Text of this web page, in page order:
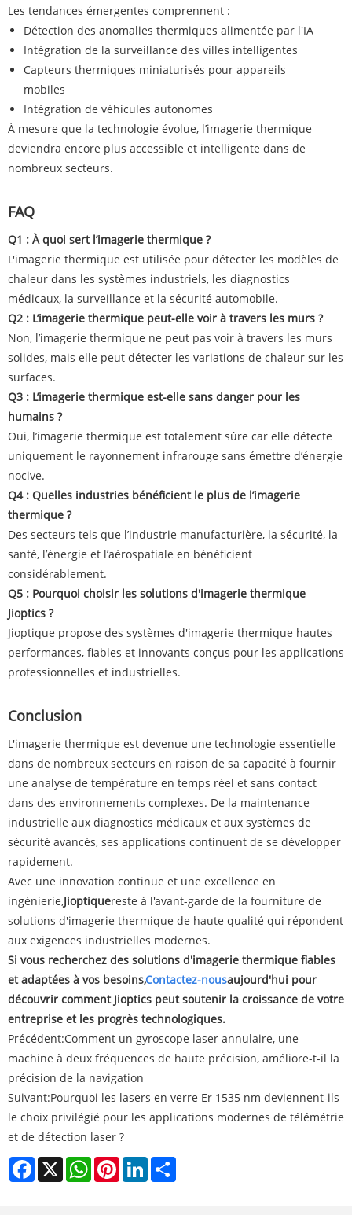
Les tendances émergentes comprennent :
Détection des anomalies thermiques alimentée par l'IA
Intégration de la surveillance des villes intelligentes
Capteurs thermiques miniaturisés pour appareils
mobiles
Intégration de véhicules autonomes
À mesure que la technologie évolue, l’imagerie thermique
deviendra encore plus accessible et intelligente dans de
nombreux secteurs.
FAQ
Q1 : À quoi sert l’imagerie thermique ?
L'imagerie thermique est utilisée pour détecter les modèles de
chaleur dans les systèmes industriels, les diagnostics
médicaux, la surveillance et la sécurité automobile.
Q2 : L’imagerie thermique peut-elle voir à travers les murs ?
Non, l’imagerie thermique ne peut pas voir à travers les murs
solides, mais elle peut détecter les variations de chaleur sur les
surfaces.
Q3 : L’imagerie thermique est-elle sans danger pour les
humains ?
Oui, l’imagerie thermique est totalement sûre car elle détecte
uniquement le rayonnement infrarouge sans émettre d’énergie
nocive.
Q4 : Quelles industries bénéficient le plus de l’imagerie
thermique ?
Des secteurs tels que l’industrie manufacturière, la sécurité, la
santé, l’énergie et l’aérospatiale en bénéficient
considérablement.
Q5 : Pourquoi choisir les solutions d'imagerie thermique
Jioptics ?
Jioptique propose des systèmes d'imagerie thermique hautes
performances, fiables et innovants conçus pour les applications
professionnelles et industrielles.
Conclusion
L'imagerie thermique est devenue une technologie essentielle
dans de nombreux secteurs en raison de sa capacité à fournir
une analyse de température en temps réel et sans contact
dans des environnements complexes. De la maintenance
industrielle aux diagnostics médicaux et aux systèmes de
sécurité avancés, ses applications continuent de se développer
rapidement.
Avec une innovation continue et une excellence en
ingénierie,Jioptiquereste à l'avant-garde de la fourniture de
solutions d'imagerie thermique de haute qualité qui répondent
aux exigences industrielles modernes.
Si vous recherchez des solutions d'imagerie thermique fiables
et adaptées à vos besoins,Contactez-nousaujourd'hui pour
découvrir comment Jioptics peut soutenir la croissance de votre
entreprise et les progrès technologiques.
Précédent:Comment un gyroscope laser annulaire, une
machine à deux fréquences de haute précision, améliore-t-il la
précision de la navigation
Suivant:Pourquoi les lasers en verre Er 1535 nm deviennent-ils
le choix privilégié pour les applications modernes de télémétrie
et de détection laser ?
Facebook
X WhatsAppPinterestLinkedIn